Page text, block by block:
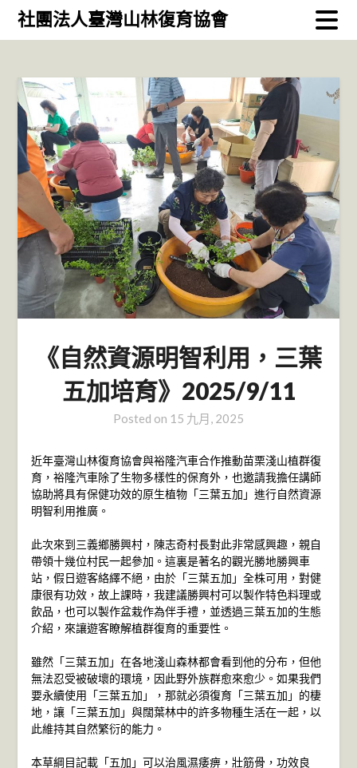
Skip社團法人臺灣山林復育協會
《自然資源明智利用，三葉
五加培育》2025/9/11
Posted on 15 九月, 2025
近年臺灣山林復育協會與裕隆汽車合作推動苗栗淺山植群復
育，裕隆汽車除了生物多樣性的保育外，也邀請我擔任講師
協助將具有保健功效的原生植物「三葉五加」進行自然資源
明智利用推廣。
此次來到三義鄉勝興村，陳志奇村長對此非常感興趣，親自
帶領十幾位村民一起參加。這裏是著名的觀光勝地勝興車
站，假日遊客絡繹不絕，由於「三葉五加」全株可用，對健
康很有功效，故上課時，我建議勝興村可以製作特色料理或
飲品，也可以製作盆栽作為伴手禮，並透過三葉五加的生態
介紹，來讓遊客瞭解植群復育的重要性。
雖然「三葉五加」在各地淺山森林都會看到他的分布，但他
無法忍受被破壞的環境，因此野外族群愈來愈少。如果我們
要永續使用「三葉五加」，那就必須復育「三葉五加」的棲
地，讓「三葉五加」與闊葉林中的許多物種生活在一起，以
此維持其自然繁衍的能力。
本草綱目記載「五加」可以治風濕痿痹，壯筋骨，功效良